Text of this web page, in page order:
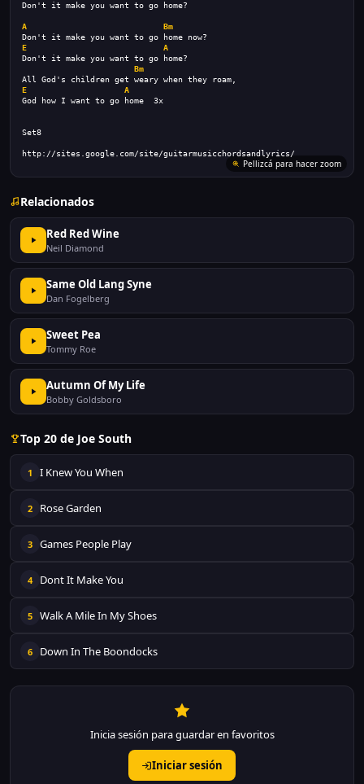
Don't it make you want to go home?
A
Bm
Don't it make you want to go home now?
E
A
Don't it make you want to go home?
Bm
All God's children get weary when they roam,
E
A
God how I want to go home  3x
Set8
http://sites.google.com/site/guitarmusicchordsandlyrics/
Pellizcá para hacer zoom
Relacionados
Red Red Wine
Neil Diamond
Same Old Lang Syne
Dan Fogelberg
Sweet Pea
Tommy Roe
Autumn Of My Life
Bobby Goldsboro
Top 20 de Joe South
1 I Knew You When
2 Rose Garden
3 Games People Play
4 Dont It Make You
5 Walk A Mile In My Shoes
6 Down In The Boondocks
Inicia sesión para guardar en favoritos
Iniciar sesión